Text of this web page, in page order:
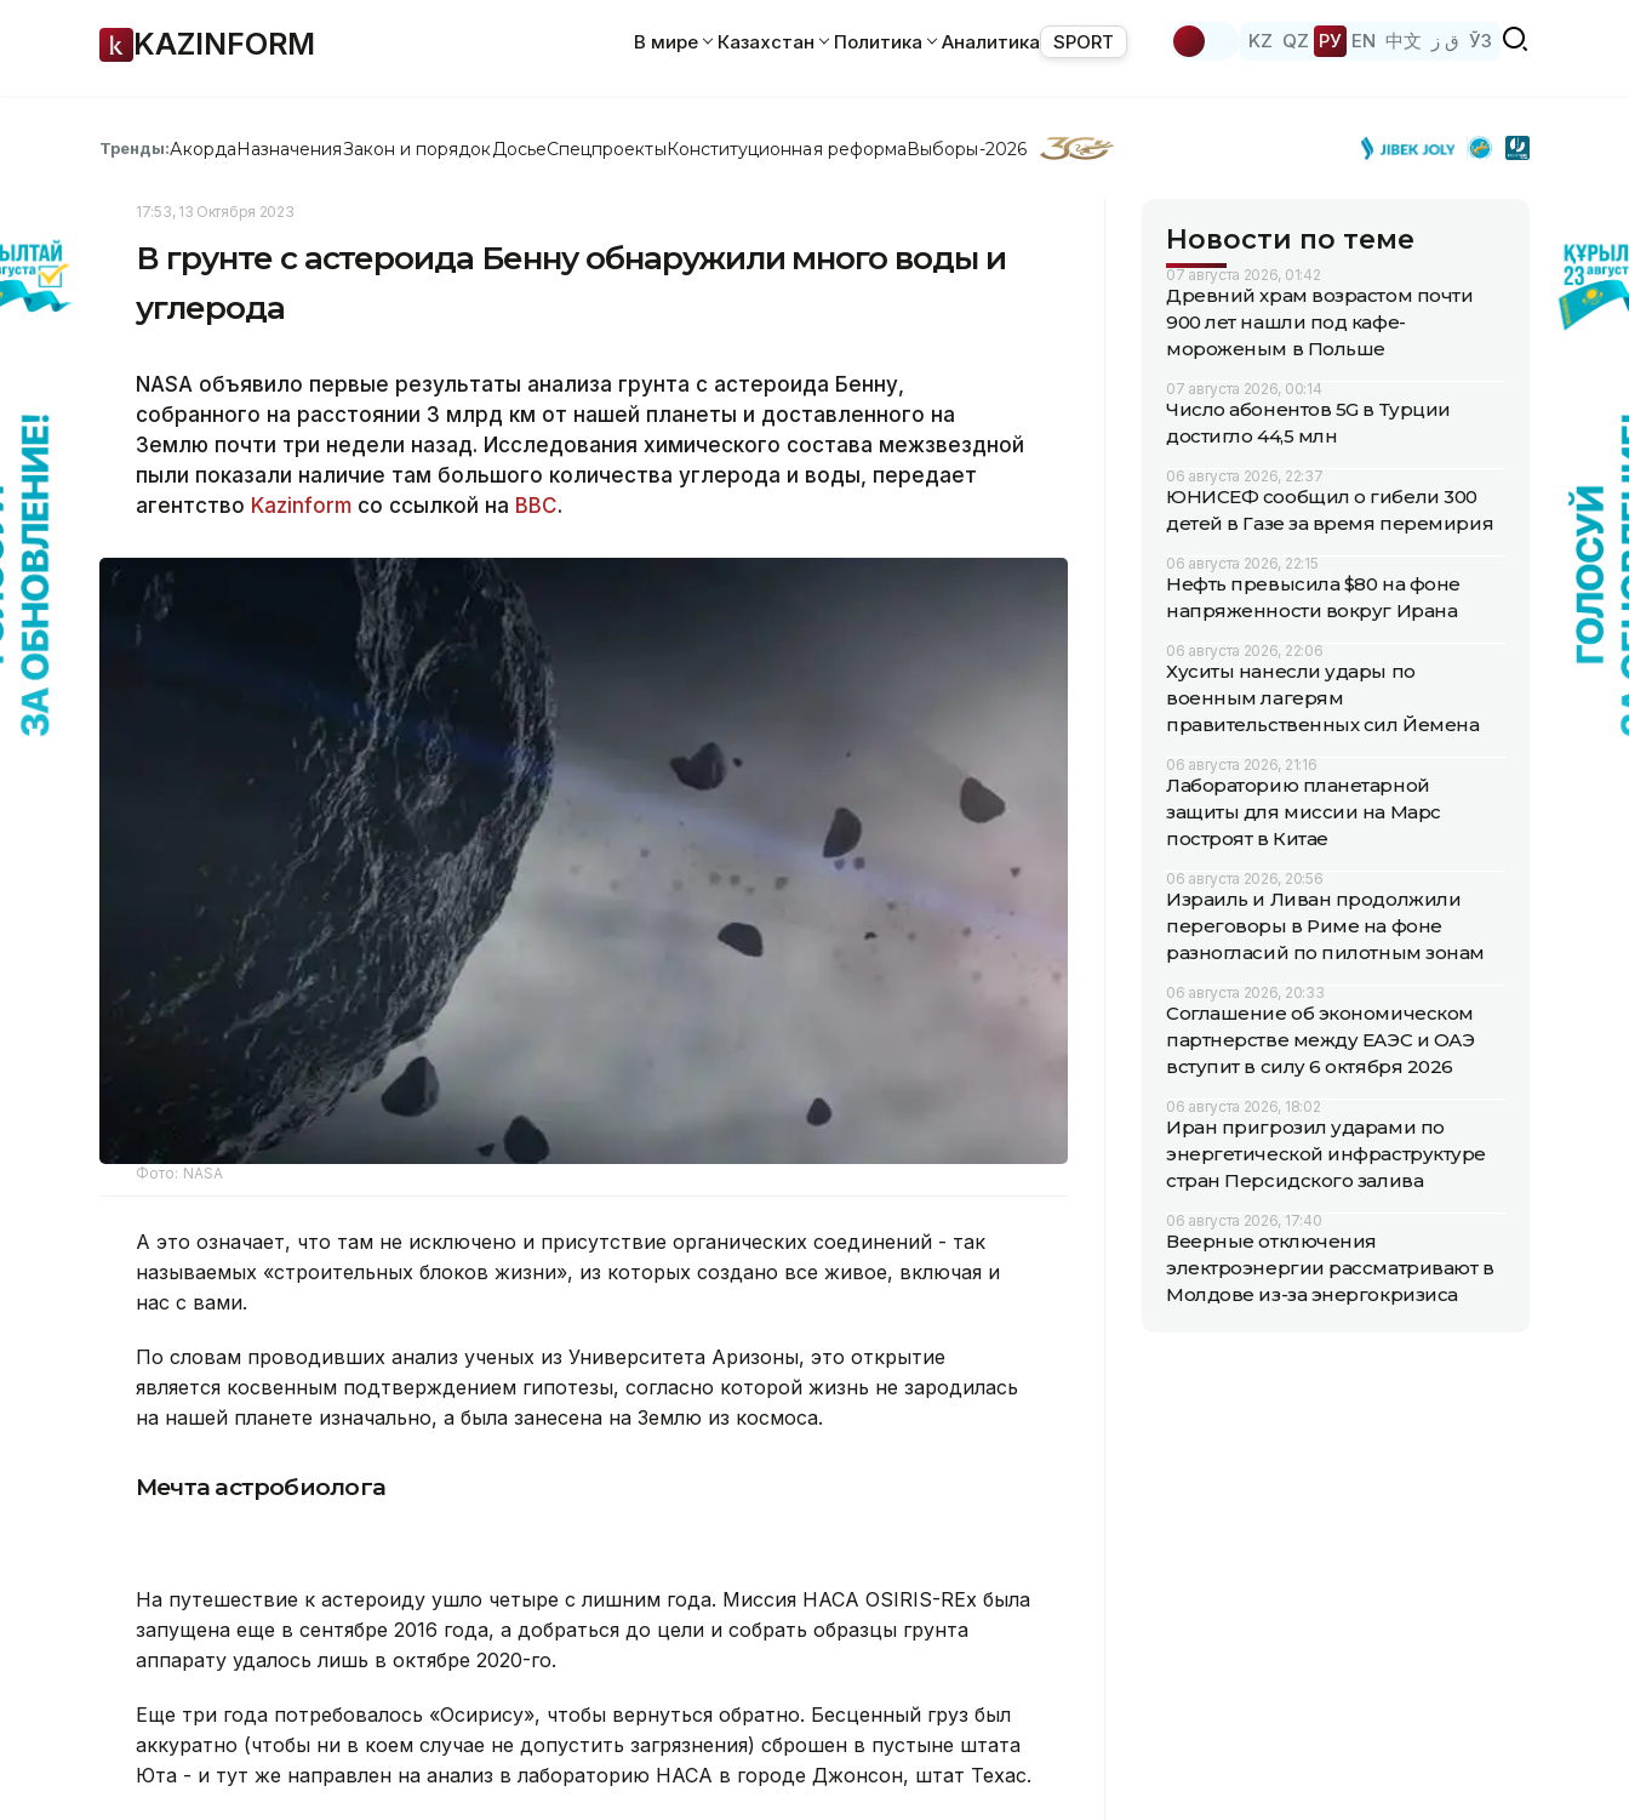
KAZINFORM В мире Казахстан Политика Аналитика SPORT KZ QZ РУ EN 中文 ق ز ЎЗ
Тренды:АкордаНазначенияЗакон и порядок ДосьеСпецпроектыКонституционная реформаВыборы-2026
17:53, 13 Октября 2023
В грунте с астероида Бенну обнаружили много воды и
углерода
NASA объявило первые результаты анализа грунта с астероида Бенну,
собранного на расстоянии 3 млрд км от нашей планеты и доставленного на
Землю почти три недели назад. Исследования химического состава межзвездной
пыли показали наличие там большого количества углерода и воды, передает
агентство Kazinform со ссылкой на ВВС.
Фото: NASA
А это означает, что там не исключено и присутствие органических соединений - так
называемых «строительных блоков жизни», из которых создано все живое, включая и
нас с вами.
По словам проводивших анализ ученых из Университета Аризоны, это открытие
является косвенным подтверждением гипотезы, согласно которой жизнь не зародилась
на нашей планете изначально, а была занесена на Землю из космоса.
Мечта астробиолога
На путешествие к астероиду ушло четыре с лишним года. Миссия НАСА OSIRIS-REx была
запущена еще в сентябре 2016 года, а добраться до цели и собрать образцы грунта
аппарату удалось лишь в октябре 2020-го.
Еще три года потребовалось «Осирису», чтобы вернуться обратно. Бесценный груз был
аккуратно (чтобы ни в коем случае не допустить загрязнения) сброшен в пустыне штата
Юта - и тут же направлен на анализ в лабораторию НАСА в городе Джонсон, штат Техас.
Новости по теме
07 августа 2026, 01:42
Древний храм возрастом почти
900 лет нашли под кафе-
мороженым в Польше
07 августа 2026, 00:14
Число абонентов 5G в Турции
достигло 44,5 млн
06 августа 2026, 22:37
ЮНИСЕФ сообщил о гибели 300
детей в Газе за время перемирия
06 августа 2026, 22:15
Нефть превысила $80 на фоне
напряженности вокруг Ирана
06 августа 2026, 22:06
Хуситы нанесли удары по
военным лагерям
правительственных сил Йемена
06 августа 2026, 21:16
Лабораторию планетарной
защиты для миссии на Марс
построят в Китае
06 августа 2026, 20:56
Израиль и Ливан продолжили
переговоры в Риме на фоне
разногласий по пилотным зонам
06 августа 2026, 20:33
Соглашение об экономическом
партнерстве между ЕАЭС и ОАЭ
вступит в силу 6 октября 2026
06 августа 2026, 18:02
Иран пригрозил ударами по
энергетической инфраструктуре
стран Персидского залива
06 августа 2026, 17:40
Веерные отключения
электроэнергии рассматривают в
Молдове из-за энергокризиса